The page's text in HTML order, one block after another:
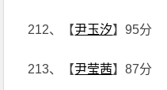
212、【尹玉汐】95分
213、【尹莹茜】87分